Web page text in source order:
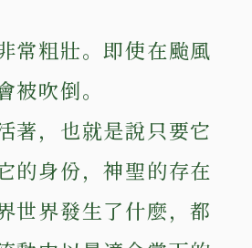
常粗壯。即使在颱風
被吹倒。
著，也就是說只要它
的身份，神聖的存在
世界發生了什麼，都